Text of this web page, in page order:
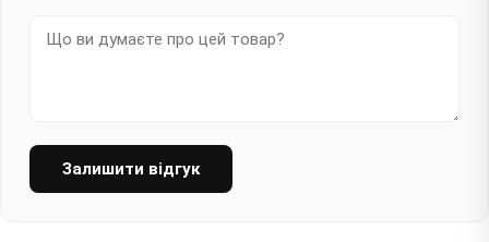
Залишити відгук